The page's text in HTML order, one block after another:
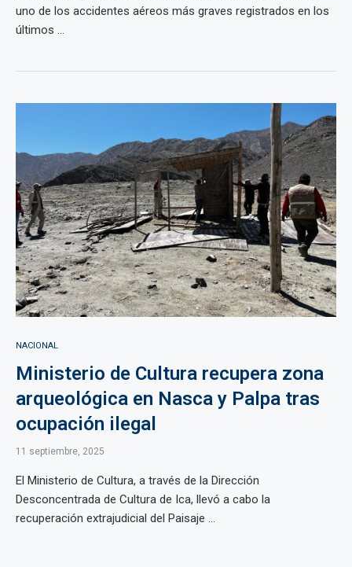
uno de los accidentes aéreos más graves registrados en los
últimos ...
NACIONAL
Ministerio de Cultura recupera zona
arqueológica en Nasca y Palpa tras
ocupación ilegal
11 septiembre, 2025
El Ministerio de Cultura, a través de la Dirección
Desconcentrada de Cultura de Ica, llevó a cabo la
recuperación extrajudicial del Paisaje ...